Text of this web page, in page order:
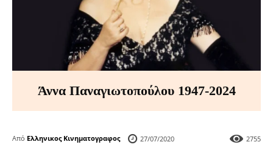
Άννα Παναγιωτοπούλου 1947-2024
Από Ελληνικος Κινηματογραφος 27/07/2020 2755